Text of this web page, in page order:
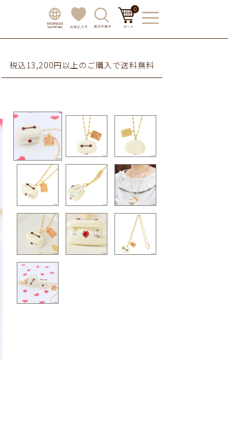
0
税込13,200円以上のご購入で送料無料